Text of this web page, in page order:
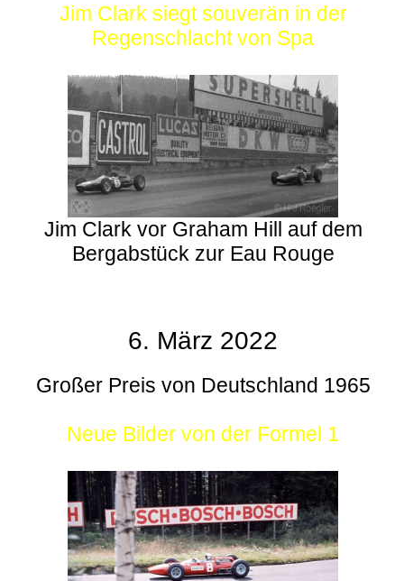
Jim Clark siegt souverän in der
Regenschlacht von Spa
Jim Clark vor Graham Hill auf dem
Bergabstück zur Eau Rouge
6. März 2022
Großer Preis von Deutschland 1965
Neue Bilder von der Formel 1